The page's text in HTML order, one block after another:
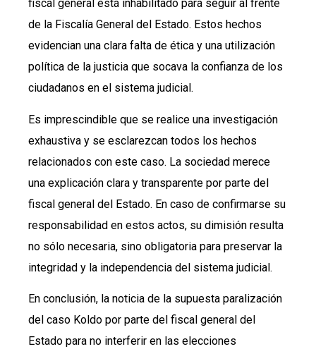
fiscal general está inhabilitado para seguir al frente
de la Fiscalía General del Estado. Estos hechos
evidencian una clara falta de ética y una utilización
política de la justicia que socava la confianza de los
ciudadanos en el sistema judicial.
Es imprescindible que se realice una investigación
exhaustiva y se esclarezcan todos los hechos
relacionados con este caso. La sociedad merece
una explicación clara y transparente por parte del
fiscal general del Estado. En caso de confirmarse su
responsabilidad en estos actos, su dimisión resulta
no sólo necesaria, sino obligatoria para preservar la
integridad y la independencia del sistema judicial.
En conclusión, la noticia de la supuesta paralización
del caso Koldo por parte del fiscal general del
Estado para no interferir en las elecciones